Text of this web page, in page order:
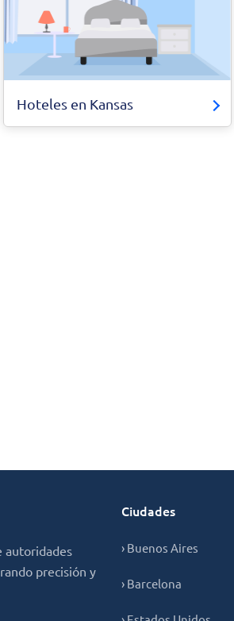
Hoteles en Kansas
autoridades
precisión y
Ciudades
› Buenos Aires
› Barcelona